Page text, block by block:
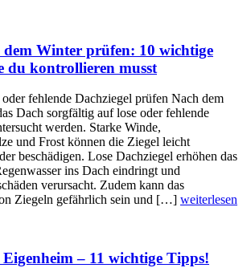
dem Winter prüfen: 10 wichtige
du kontrollieren musst
fehlende Dachziegel prüfen Nach dem
Dach sorgfältig auf lose oder fehlende
werden. Starke Winde,
und Frost können die Ziegel leicht
beschädigen. Lose Dachziegel erhöhen das
ins Dach eindringt und
verursacht. Zudem kann das
Ziegeln gefährlich sein und […] weiterlesen
– 11 wichtige Tipps!